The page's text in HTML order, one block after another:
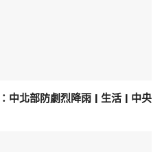
中北部防劇烈降雨 | 生活 | 中央